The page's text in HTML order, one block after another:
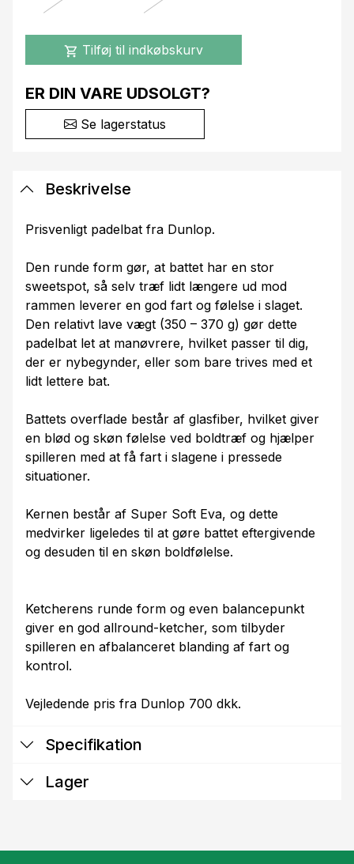
shopping_cart Tilføj til indkøbskurv
ER DIN VARE UDSOLGT?
Se lagerstatus
Beskrivelse
Prisvenligt padelbat fra Dunlop.
Den runde form gør, at battet har en stor
sweetspot, så selv træf lidt længere ud mod
rammen leverer en god fart og følelse i slaget.
Den relativt lave vægt (350 – 370 g) gør dette
padelbat let at manøvrere, hvilket passer til dig,
der er nybegynder, eller som bare trives med et
lidt lettere bat.
Battets overflade består af glasfiber, hvilket giver
en blød og skøn følelse ved boldtræf og hjælper
spilleren med at få fart i slagene i pressede
situationer.
Kernen består af Super Soft Eva, og dette
medvirker ligeledes til at gøre battet eftergivende
og desuden til en skøn boldfølelse.
Ketcherens runde form og even balancepunkt
giver en god allround-ketcher, som tilbyder
spilleren en afbalanceret blanding af fart og
kontrol.
Vejledende pris fra Dunlop 700 dkk.
Specifikation
Lager